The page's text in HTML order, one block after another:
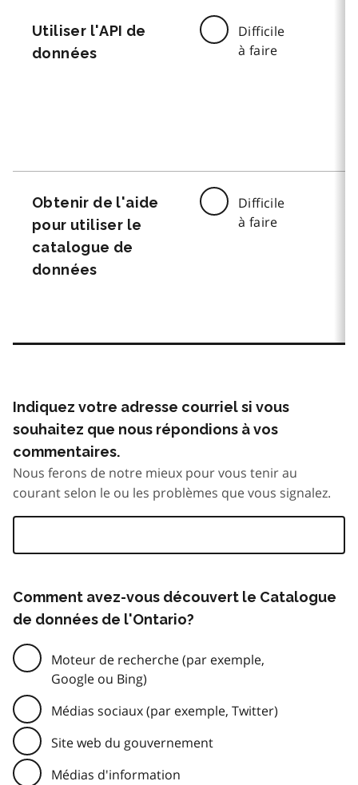
Utiliser l'API de
données
Difficile
à faire
Obtenir de l'aide
pour utiliser le
catalogue de
données
Difficile
à faire
Indiquez votre adresse courriel si vous
souhaitez que nous répondions à vos
commentaires.
Nous ferons de notre mieux pour vous tenir au
courant selon le ou les problèmes que vous signalez.
Comment avez-vous découvert le Catalogue
de données de l'Ontario?
Moteur de recherche (par exemple,
Google ou Bing)
Médias sociaux (par exemple, Twitter)
Site web du gouvernement
Médias d'information